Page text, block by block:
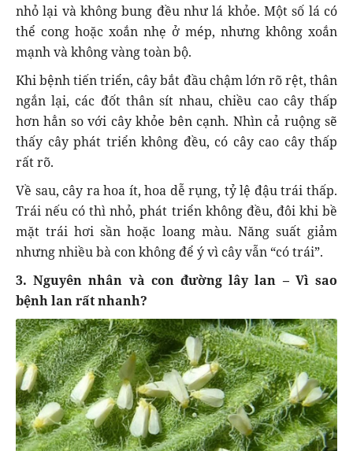
nhỏ lại và không bung đều như lá khỏe. Một số lá có
thể cong hoặc xoắn nhẹ ở mép, nhưng không xoắn
mạnh và không vàng toàn bộ.
Khi bệnh tiến triển, cây bắt đầu chậm lớn rõ rệt, thân
ngắn lại, các đốt thân sít nhau, chiều cao cây thấp
hơn hẳn so với cây khỏe bên cạnh. Nhìn cả ruộng sẽ
thấy cây phát triển không đều, có cây cao cây thấp
rất rõ.
Về sau, cây ra hoa ít, hoa dễ rụng, tỷ lệ đậu trái thấp.
Trái nếu có thì nhỏ, phát triển không đều, đôi khi bề
mặt trái hơi sần hoặc loang màu. Năng suất giảm
nhưng nhiều bà con không để ý vì cây vẫn “có trái”.
3. Nguyên nhân và con đường lây lan – Vì sao
bệnh lan rất nhanh?